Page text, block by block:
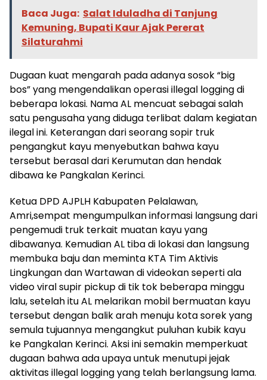
Baca Juga: Salat Iduladha di Tanjung
Kemuning, Bupati Kaur Ajak Pererat
Silaturahmi
Dugaan kuat mengarah pada adanya sosok “big
bos” yang mengendalikan operasi illegal logging di
beberapa lokasi. Nama AL mencuat sebagai salah
satu pengusaha yang diduga terlibat dalam kegiatan
ilegal ini. Keterangan dari seorang sopir truk
pengangkut kayu menyebutkan bahwa kayu
tersebut berasal dari Kerumutan dan hendak
dibawa ke Pangkalan Kerinci.
Ketua DPD AJPLH Kabupaten Pelalawan,
Amri,sempat mengumpulkan informasi langsung dari
pengemudi truk terkait muatan kayu yang
dibawanya. Kemudian AL tiba di lokasi dan langsung
membuka baju dan meminta KTA Tim Aktivis
Lingkungan dan Wartawan di videokan seperti ala
video viral supir pickup di tik tok beberapa minggu
lalu, setelah itu AL melarikan mobil bermuatan kayu
tersebut dengan balik arah menuju kota sorek yang
semula tujuannya mengangkut puluhan kubik kayu
ke Pangkalan Kerinci. Aksi ini semakin memperkuat
dugaan bahwa ada upaya untuk menutupi jejak
aktivitas illegal logging yang telah berlangsung lama.